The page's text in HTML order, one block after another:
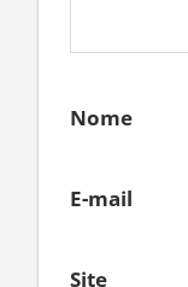
Nome
E-mail
Site